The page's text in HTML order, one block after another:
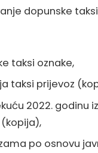
dopunske
taksi oznake,
taksi prijevoz
2022. godinu
po osnovu